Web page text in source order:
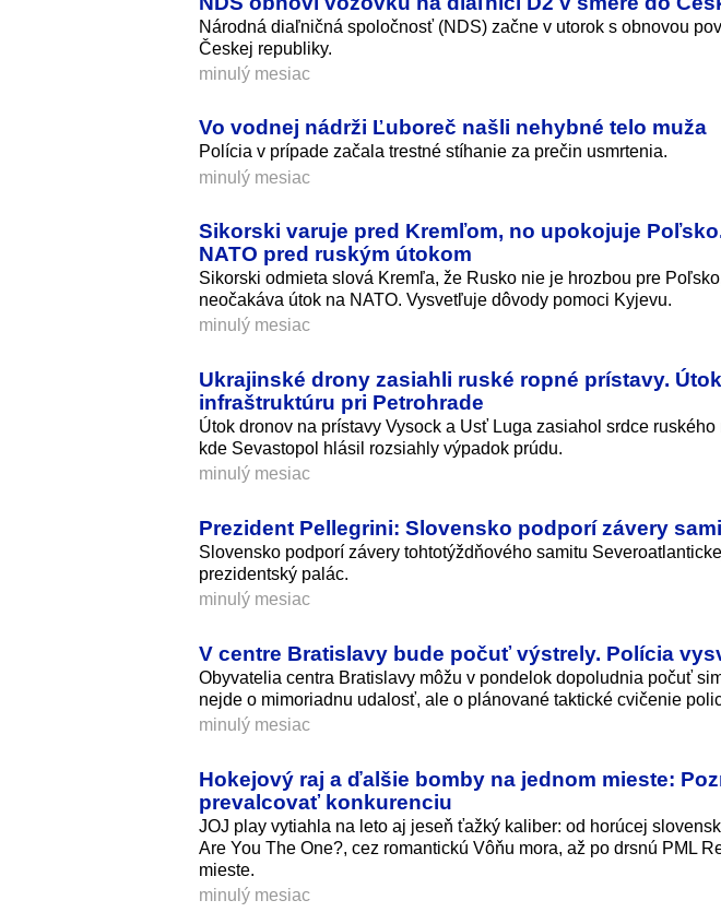
Národná diaľničná spoločnosť (NDS) začne v utorok s obnovou
Českej republiky.
minulý mesiac
Vo vodnej nádrži Ľuboreč našli nehybné telo muža
Polícia v prípade začala trestné stíhanie za prečin usmrtenia.
minulý mesiac
Sikorski varuje pred Kremľom, no upokojuje
NATO pred ruským útokom
Sikorski odmieta slová Kremľa, že Rusko nie je hrozbou pre
neočakáva útok na NATO. Vysvetľuje dôvody pomoci Kyjevu.
minulý mesiac
Ukrajinské drony zasiahli ruské ropné prístavy.
infraštruktúru pri Petrohrade
Útok dronov na prístavy Vysock a Usť Luga zasiahol srdce
kde Sevastopol hlásil rozsiahly výpadok prúdu.
minulý mesiac
Prezident Pellegrini: Slovensko podporí závery
Slovensko podporí závery tohtotýždňového samitu
prezidentský palác.
minulý mesiac
V centre Bratislavy bude počuť výstrely. Polícia
Obyvatelia centra Bratislavy môžu v pondelok dopoludnia počuť
nejde o mimoriadnu udalosť, ale o plánované taktické cvičenie
minulý mesiac
Hokejový raj a ďalšie bomby na jednom mieste:
prevalcovať konkurenciu
JOJ play vytiahla na leto aj jeseň ťažký kaliber: od horúcej
Are You The One?, cez romantickú Vôňu mora, až po drsnú PML
mieste.
minulý mesiac